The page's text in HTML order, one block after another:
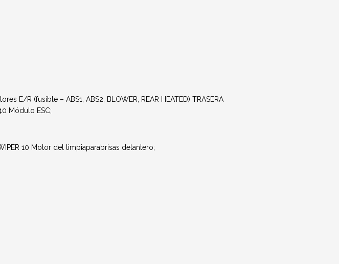
E/R (fusible – ABS1, ABS2, BLOWER, REAR HEATED) TRASERA
Módulo ESC;
10 Motor del limpiaparabrisas delantero;